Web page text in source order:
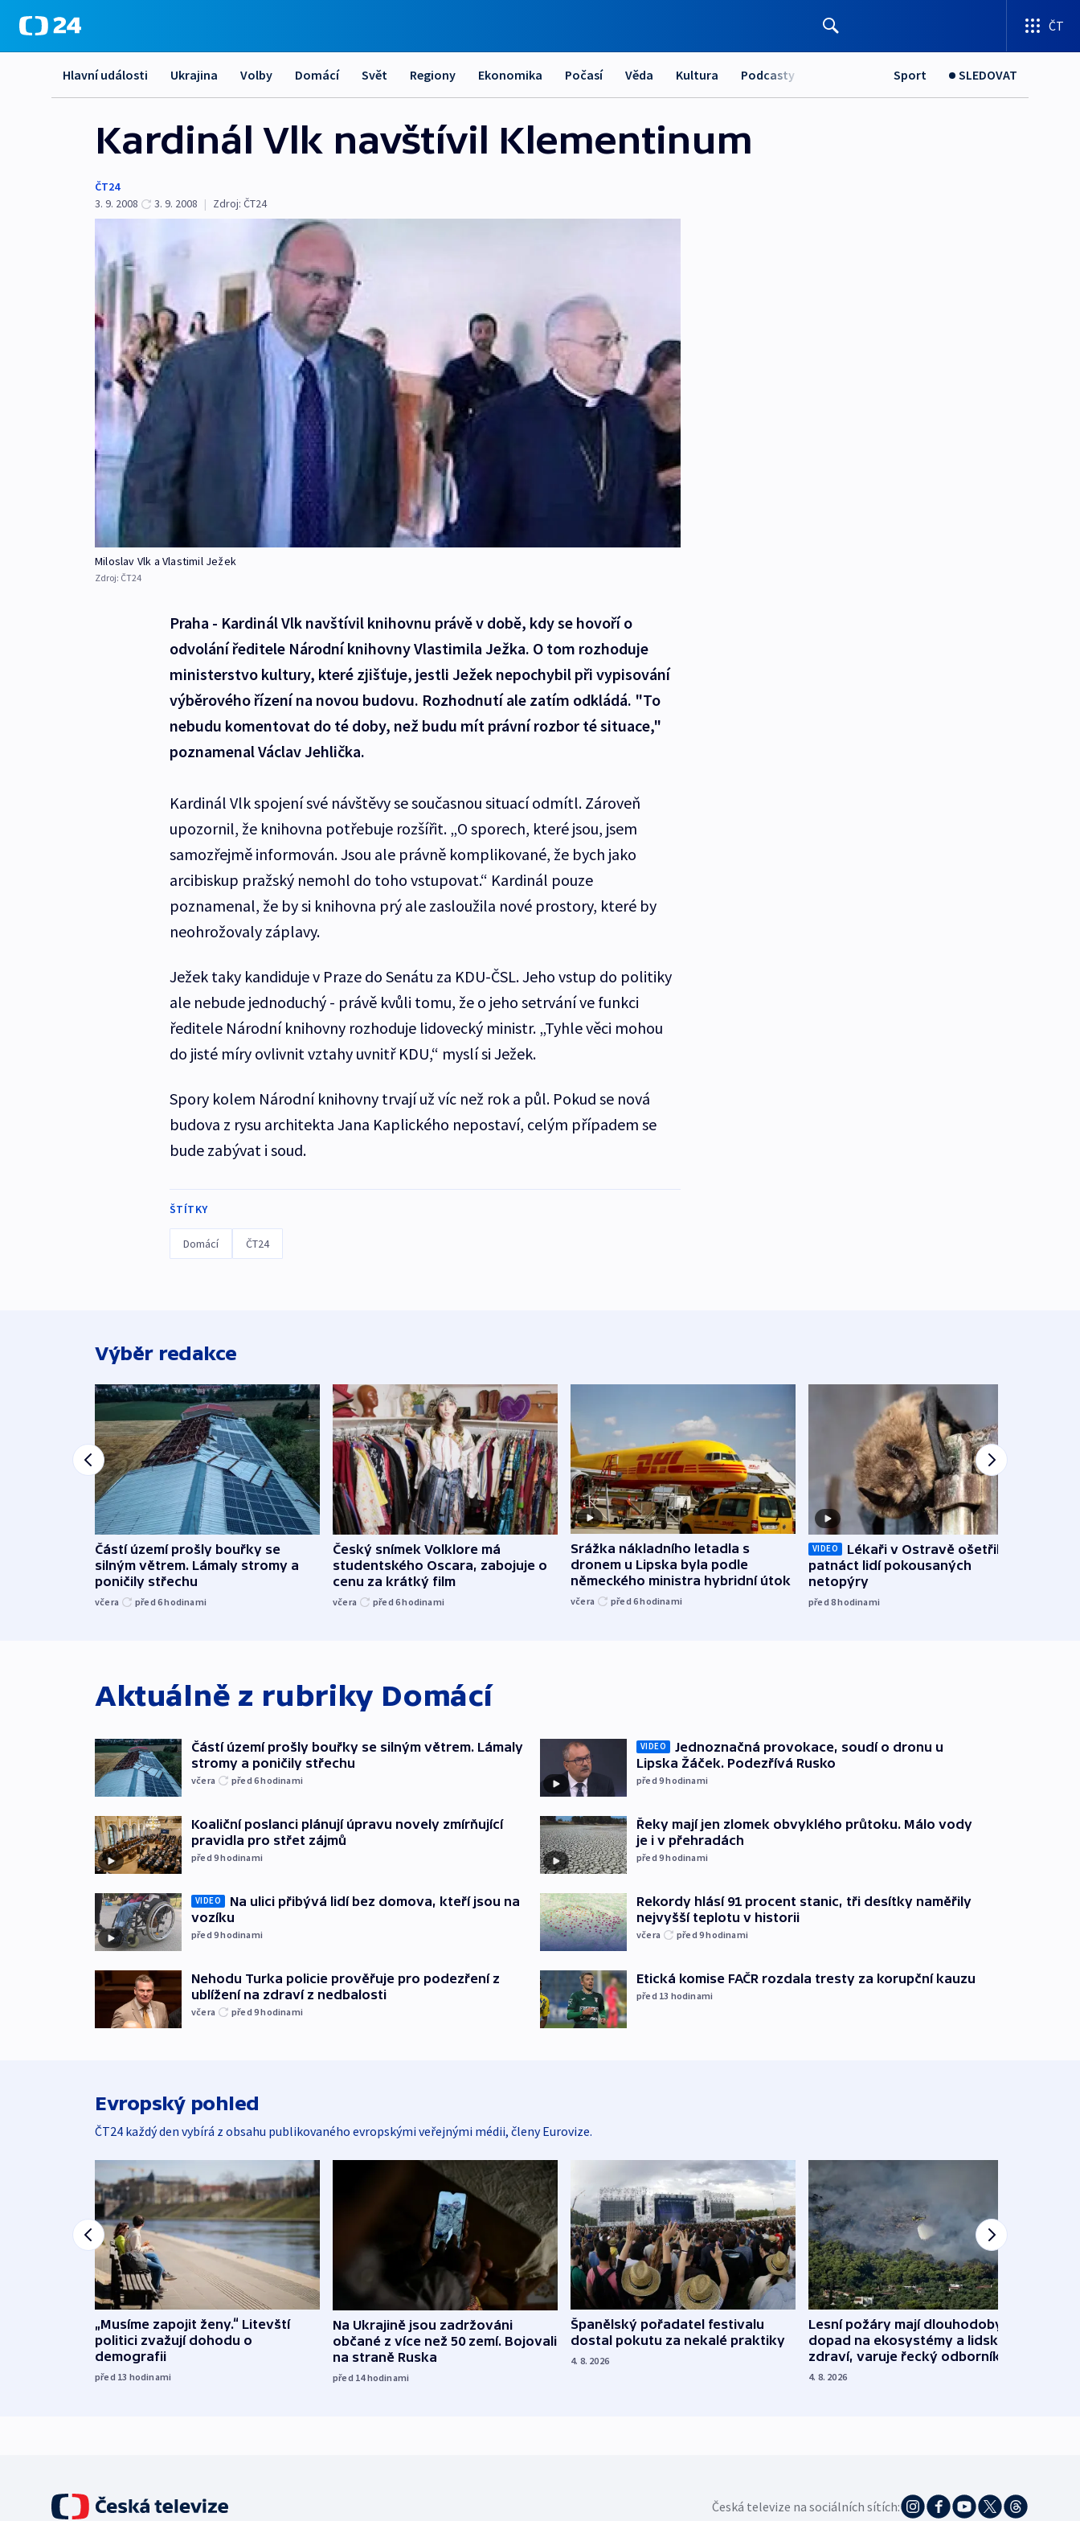
ČT
Hlavní události Ukrajina Volby Domácí Svět Regiony Ekonomika Počasí Věda Kultura Podcasty Sport SLEDOVAT
Kardinál Vlk navštívil Klementinum
ČT24
3. 9. 2008
3. 9. 2008 | Zdroj: ČT24
Miloslav Vlk a Vlastimil Ježek
Zdroj: ČT24
Praha - Kardinál Vlk navštívil knihovnu právě v době, kdy se hovoří o
odvolání ředitele Národní knihovny Vlastimila Ježka. O tom rozhoduje
ministerstvo kultury, které zjišťuje, jestli Ježek nepochybil při vypisování
výběrového řízení na novou budovu. Rozhodnutí ale zatím odkládá. "To
nebudu komentovat do té doby, než budu mít právní rozbor té situace,"
poznamenal Václav Jehlička.
Kardinál Vlk spojení své návštěvy se současnou situací odmítl. Zároveň
upozornil, že knihovna potřebuje rozšířit. „O sporech, které jsou, jsem
samozřejmě informován. Jsou ale právně komplikované, že bych jako
arcibiskup pražský nemohl do toho vstupovat.“ Kardinál pouze
poznamenal, že by si knihovna prý ale zasloužila nové prostory, které by
neohrožovaly záplavy.
Ježek taky kandiduje v Praze do Senátu za KDU-ČSL. Jeho vstup do politiky
ale nebude jednoduchý - právě kvůli tomu, že o jeho setrvání ve funkci
ředitele Národní knihovny rozhoduje lidovecký ministr. „Tyhle věci mohou
do jisté míry ovlivnit vztahy uvnitř KDU,“ myslí si Ježek.
Spory kolem Národní knihovny trvají už víc než rok a půl. Pokud se nová
budova z rysu architekta Jana Kaplického nepostaví, celým případem se
bude zabývat i soud.
ŠTÍTKY
Domácí ČT24
Výběr redakce
Částí území prošly bouřky se
silným větrem. Lámaly stromy a
poničily střechu
včera před 6hodinami
Český snímek Volklore má
studentského Oscara, zabojuje o
cenu za krátký film
včera před 6hodinami
Srážka nákladního letadla s
dronem u Lipska byla podle
německého ministra hybridní útok
včera před 6hodinami
VIDEO
Lékaři v Ostravě ošetřili už
patnáct lidí pokousaných
netopýry
před 8hodinami
Aktuálně z rubriky Domácí
Částí území prošly bouřky se silným větrem. Lámaly
stromy a poničily střechu
včera před 6hodinami
Koaliční poslanci plánují úpravu novely zmírňující
pravidla pro střet zájmů
před 9hodinami
VIDEO
Na ulici přibývá lidí bez domova, kteří jsou na
vozíku
před 9hodinami
Nehodu Turka policie prověřuje pro podezření z
ublížení na zdraví z nedbalosti
včera před 9hodinami
VIDEO
Jednoznačná provokace, soudí o dronu u
Lipska Žáček. Podezřívá Rusko
před 9hodinami
Řeky mají jen zlomek obvyklého průtoku. Málo vody
je i v přehradách
před 9hodinami
Rekordy hlásí 91 procent stanic, tři desítky naměřily
nejvyšší teplotu v historii
včera před 9hodinami
Etická komise FAČR rozdala tresty za korupční kauzu
před 13 hodinami
Evropský pohled
ČT24 každý den vybírá z obsahu publikovaného evropskými veřejnými médii, členy Eurovize.
„Musíme zapojit ženy.“ Litevští
politici zvažují dohodu o
demografii
před 13 hodinami
Na Ukrajině jsou zadržováni
občané z více než 50 zemí. Bojovali
na straně Ruska
před 14hodinami
Španělský pořadatel festivalu
dostal pokutu za nekalé praktiky
4. 8. 2026
Lesní požáry mají dlouhodobý
dopad na ekosystémy a lidské
zdraví, varuje řecký odborník
4. 8. 2026
Česká televize na sociálních sítích: